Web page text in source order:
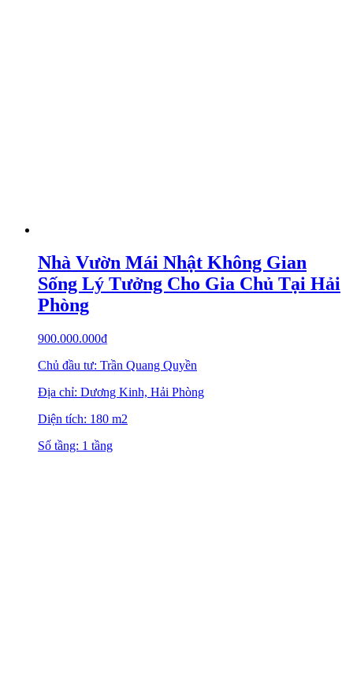
Nhà Vườn Mái Nhật Không Gian
Sống Lý Tưởng Cho Gia Chủ Tại Hải
Phòng
900.000.000₫
Chủ đầu tư: Trần Quang Quyền
Địa chỉ: Dương Kinh, Hải Phòng
Diện tích: 180 m2
Số tầng: 1 tầng